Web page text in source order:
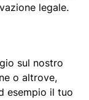
legale.
sul nostro
o altrove,
esempio il tuo